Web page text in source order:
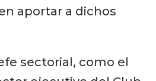
aportar a dichos
sectorial, como el